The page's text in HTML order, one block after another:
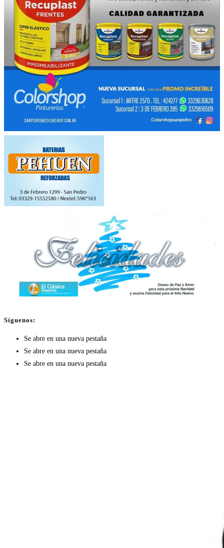
Síguenos:
Se abre en una nueva pestaña
Se abre en una nueva pestaña
Se abre en una nueva pestaña